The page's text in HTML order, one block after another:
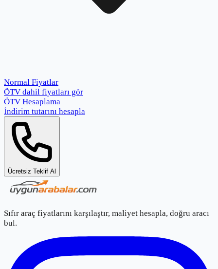
Normal Fiyatlar
ÖTV dahil fiyatları gör
ÖTV Hesaplama
İndirim tutarını hesapla
Ücretsiz Teklif Al
Sıfır araç fiyatlarını karşılaştır, maliyet hesapla, doğru aracı
bul.